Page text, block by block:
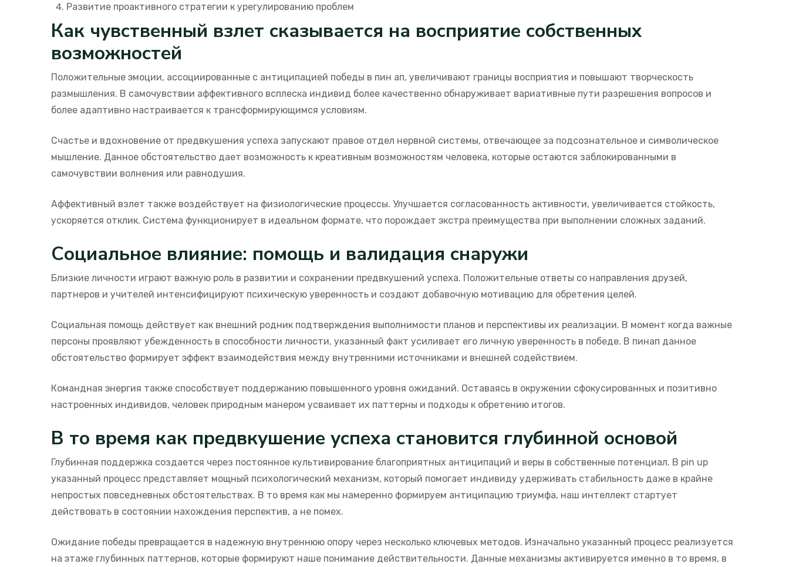
Развитие проактивного стратегии к урегулированию проблем
Как чувственный взлет сказывается на восприятие собственных
возможностей
Положительные эмоции, ассоциированные с антиципацией победы в пин ап, увеличивают границы восприятия и повышают творческость
размышления. В самочувствии аффективного всплеска индивид более качественно обнаруживает вариативные пути разрешения вопросов и
более адаптивно настраивается к трансформирующимся условиям.
Счастье и вдохновение от предвкушения успеха запускают правое отдел нервной системы, отвечающее за подсознательное и символическое
мышление. Данное обстоятельство дает возможность к креативным возможностям человека, которые остаются заблокированными в
самочувствии волнения или равнодушия.
Аффективный взлет также воздействует на физиологические процессы. Улучшается согласованность активности, увеличивается стойкость,
ускоряется отклик. Система функционирует в идеальном формате, что порождает экстра преимущества при выполнении сложных заданий.
Социальное влияние: помощь и валидация снаружи
Близкие личности играют важную роль в развитии и сохранении предвкушений успеха. Положительные ответы со направления друзей,
партнеров и учителей интенсифицируют психическую уверенность и создают добавочную мотивацию для обретения целей.
Социальная помощь действует как внешний родник подтверждения выполнимости планов и перспективы их реализации. В момент когда важные
персоны проявляют убежденность в способности личности, указанный факт усиливает его личную уверенность в победе. В пинап данное
обстоятельство формирует эффект взаимодействия между внутренними источниками и внешней содействием.
Командная энергия также способствует поддержанию повышенного уровня ожиданий. Оставаясь в окружении сфокусированных и позитивно
настроенных индивидов, человек природным манером усваивает их паттерны и подходы к обретению итогов.
В то время как предвкушение успеха становится глубинной основой
Глубинная поддержка создается через постоянное культивирование благоприятных антиципаций и веры в собственные потенциал. В pin up
указанный процесс представляет мощный психологический механизм, который помогает индивиду удерживать стабильность даже в крайне
непростых повседневных обстоятельствах. В то время как мы намеренно формируем антиципацию триумфа, наш интеллект стартует
действовать в состоянии нахождения перспектив, а не помех.
Ожидание победы превращается в надежную внутреннюю опору через несколько ключевых методов. Изначально указанный процесс реализуется
на этаже глубинных паттернов, которые формируют наше понимание действительности. Данные механизмы активируется именно в то время, в